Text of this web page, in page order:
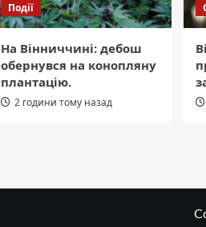
Події
На Вінниччині: дебош
обернувся на конопляну
плантацію.
2 години тому назад